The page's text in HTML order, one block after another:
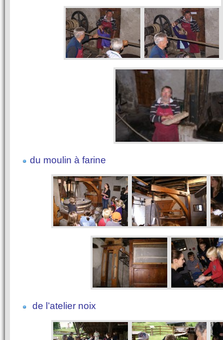
du moulin à farine
de l’atelier noix